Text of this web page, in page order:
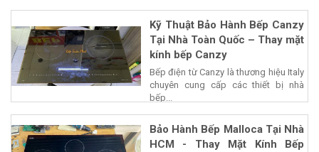
Kỹ Thuật Bảo Hành Bếp Canzy
Tại Nhà Toàn Quốc – Thay mặt
kính bếp Canzy
Bếp điện từ Canzy là thương hiệu Italy
chuyên cung cấp các thiết bị nhà
bếp...
Bảo Hành Bếp Malloca Tại Nhà
HCM - Thay Mặt Kính Bếp